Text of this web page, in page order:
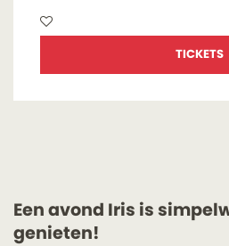
TICKETS
Een avond Iris is
genieten!